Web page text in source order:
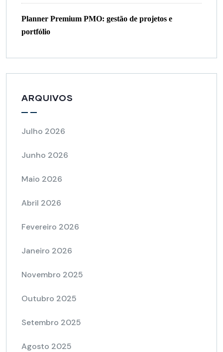
Planner Premium PMO: gestão de projetos e
portfólio
ARQUIVOS
Julho 2026
Junho 2026
Maio 2026
Abril 2026
Fevereiro 2026
Janeiro 2026
Novembro 2025
Outubro 2025
Setembro 2025
Agosto 2025